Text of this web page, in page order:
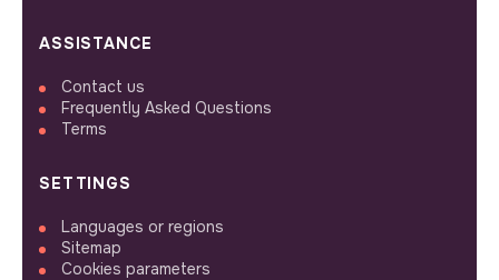
ASSISTANCE
Contact us
Frequently Asked Questions
Terms
SETTINGS
Languages or regions
Sitemap
Cookies parameters